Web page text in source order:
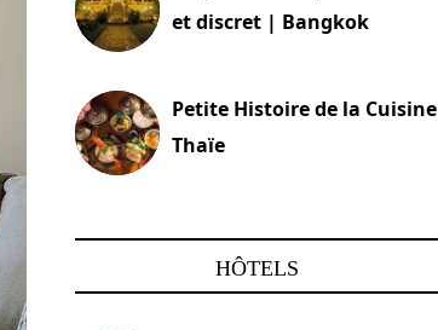
et discret | Bangkok
Petite Histoire de la Cuisine
Thaïe
HÔTELS